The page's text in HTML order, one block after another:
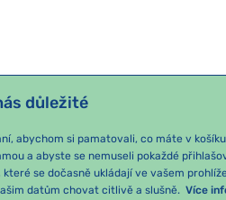
důležité
abychom si pamatovali, co máte v
a abyste se nemuseli pokaždé
se dočasně ukládají ve vašem
datům chovat citlivě a slušně. Více
SEZÓNNÍ BALÍČKY